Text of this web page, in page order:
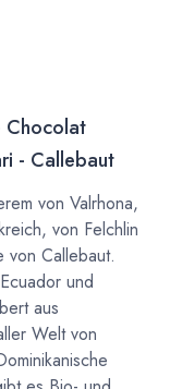
Chocolat
- Callebaut
von Valrhona,
von Felchlin
von Callebaut.
und
aus
Welt von